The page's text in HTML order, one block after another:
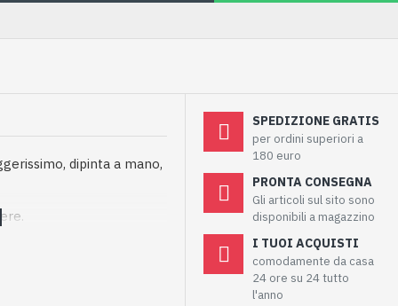
dipinta a mano,
SPEDIZIONE GRATIS
per ordini superiori a
180 euro
PRONTA CONSEGNA
Gli articoli sul sito sono
disponibili a magazzino
I TUOI ACQUISTI
comodamente da casa
24 ore su 24 tutto
l'anno